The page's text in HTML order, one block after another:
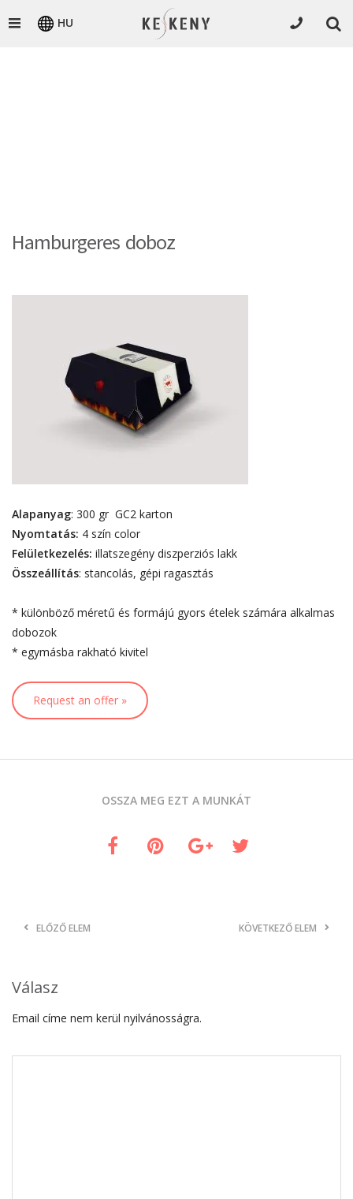
HU
Hamburgeres doboz
Alapanyag: 300 gr GC2 karton
Nyomtatás: 4 szín color
Felületkezelés: illatszegény diszperziós lakk
Összeállítás: stancolás, gépi ragasztás
* különböző méretű és formájú gyors ételek számára alkalmas
dobozok
* egymásba rakható kivitel
Request an offer »
OSSZA MEG EZT A MUNKÁT
ELŐZŐ ELEM KÖVETKEZŐ ELEM
Válasz
Email címe nem kerül nyilvánosságra.